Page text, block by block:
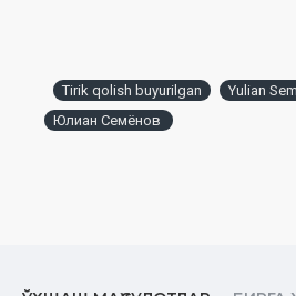
Tirik qolish buyurilgan
Yulian
Юлиан Семёнов ‎